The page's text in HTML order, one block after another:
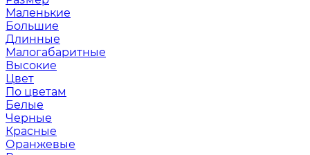
Маленькие
Большие
Длинные
Малогабаритные
Высокие
Цвет
По цветам
Белые
Черные
Красные
Оранжевые